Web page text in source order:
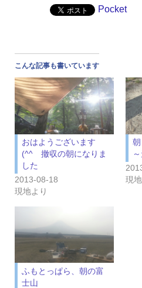
Pocket
こんな記事も書いています
おはようございます
(^^ゞ撤収の朝になりま
した
2013-08-18
現地より
現
ふもとっぱら、朝の富
士山